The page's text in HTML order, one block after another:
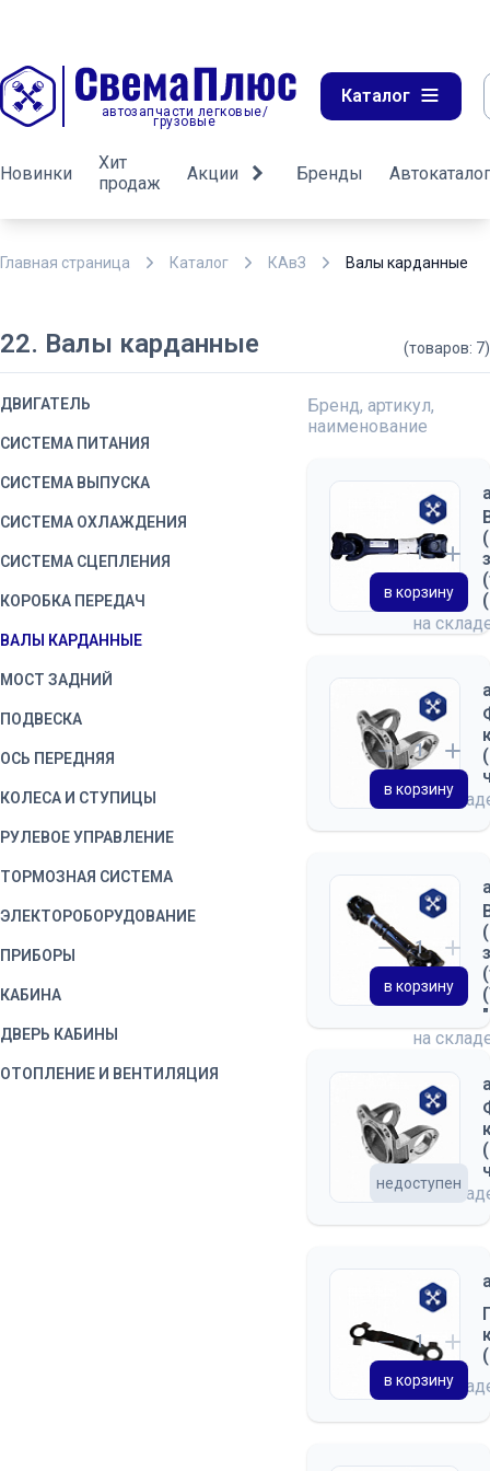
автозапчасти легковые/
грузовые
Каталог
Новинки
Хит
продаж
Акции Бренды Автокаталог
Главная страница Каталог КАвЗ Валы карданные
22. Валы карданные (товаров: 7)
ДВИГАТЕЛЬ
СИСТЕМА ПИТАНИЯ
СИСТЕМА ВЫПУСКА
СИСТЕМА ОХЛАЖДЕНИЯ
СИСТЕМА СЦЕПЛЕНИЯ
КОРОБКА ПЕРЕДАЧ
ВАЛЫ КАРДАННЫЕ
МОСТ ЗАДНИЙ
ПОДВЕСКА
ОСЬ ПЕРЕДНЯЯ
КОЛЕСА И СТУПИЦЫ
РУЛЕВОЕ УПРАВЛЕНИЕ
ТОРМОЗНАЯ СИСТЕМА
ЭЛЕКТОРОБОРУДОВАНИЕ
ПРИБОРЫ
КАБИНА
ДВЕРЬ КАБИНЫ
ОТОПЛЕНИЕ И ВЕНТИЛЯЦИЯ
Бренд, артикул,
наименование
на
в корзину
на
в корзину
на
в корзину
на
недоступен
на
в корзину